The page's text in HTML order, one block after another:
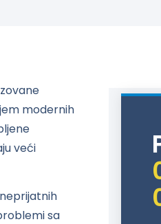
modernih
veći
sa